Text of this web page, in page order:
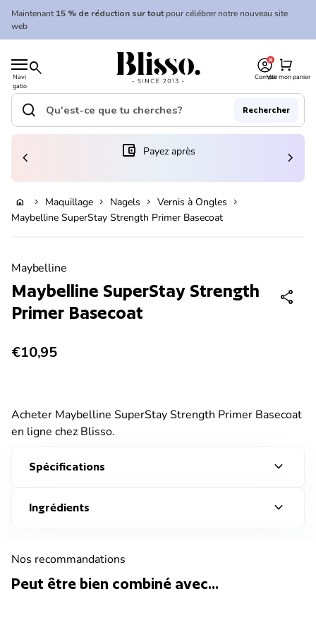
Skip to content
Maintenant15 % de réduction sur toutpour célébrer notre nouveau site
web
Navi
gatio
n
mobil
search
Accueil
CompteVoir mon panier
shopping_cart
Accueil
Recherche"
search Rechercher
(le lien s'ouvre dans un nouvel onglet/fenêtre)
account_balance_wallet Payez après
chevron_left chevron_right
home chevron_right Maquillage chevron_right Nagels chevron_right Vernis à Ongles chevron_right
Maybelline SuperStay Strength Primer Basecoat
Maybelline
Maybelline SuperStay Strength
Primer Basecoat
share
Prix normal
€10,95
Acheter Maybelline SuperStay Strength Primer Basecoat
en ligne chez Blisso.
Quantité:
✓ Commandé avant 19h30 = livré sous 2 à 3 jours
Ajouter au panier
Spécifications expand_more
Ingrédients expand_more
Nos recommandations
Peut être bien combiné avec...